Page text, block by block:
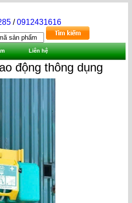
/0912431616
Liên hệ
động thông dụng